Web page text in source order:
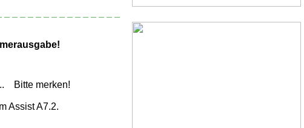
Bitte merken!
Assist A7.2.